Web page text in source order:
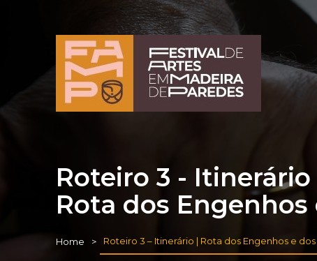
Roteiro 3 - Itinerário
Rota dos Engenhos
Home Roteiro 3 – Itinerário | Rota dos Engenhos e